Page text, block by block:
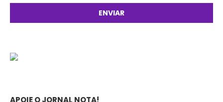
APOIE O JORNAL NOTA!